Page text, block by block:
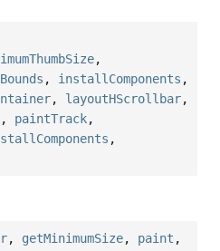
,
, installComponents ,
, layoutHScrollbar,
, paintTrack,
,
, getMinimumSize, paint ,